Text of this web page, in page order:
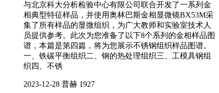
与北京科大分析检验中心有限公司联合开发了一系列金
相典型特征样品，并使用奥林巴斯金相显微镜BX53M采
集了所有样品的显微组织，为广大教师和实验室技术人
员提供参考。此次为您准备了以下8个系列的金相样品图
谱，本篇是第四篇，将为您展示不锈钢组织样品图谱。
一、铁碳平衡组织二、钢的热处理组织三、工模具钢组
织四、不锈
2023-12-28 普赫 1927